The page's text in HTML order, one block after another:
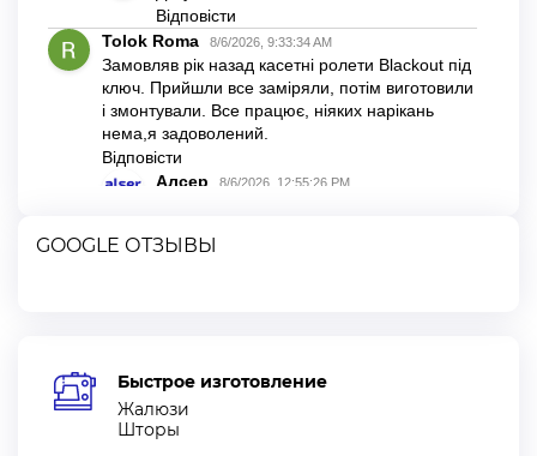
GOOGLE ОТЗЫВЫ
Быстрое изготовление
Жалюзи
Шторы